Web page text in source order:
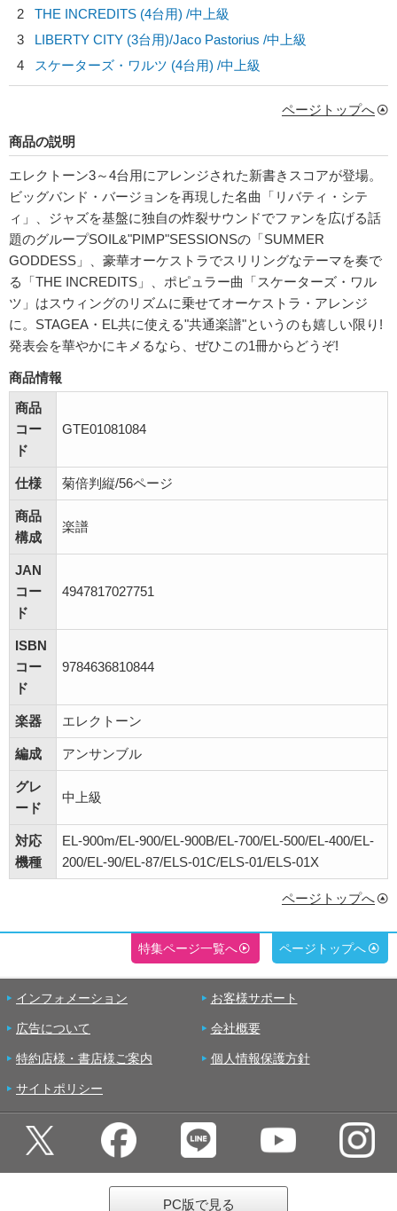
2
THE INCREDITS (4台用) /中上級
3
LIBERTY CITY (3台用)/Jaco Pastorius /中上級
4
スケーターズ・ワルツ (4台用) /中上級
ページトップへ
商品の説明
エレクトーン3～4台用にアレンジされた新書きスコアが登場。
ビッグバンド・バージョンを再現した名曲「リバティ・シテ
ィ」、ジャズを基盤に独自の炸裂サウンドでファンを広げる話
題のグループSOIL&"PIMP"SESSIONSの「SUMMER
GODDESS」、豪華オーケストラでスリリングなテーマを奏で
る「THE INCREDITS」、ポピュラー曲「スケーターズ・ワル
ツ」はスウィングのリズムに乗せてオーケストラ・アレンジ
に。STAGEA・EL共に使える"共通楽譜"というのも嬉しい限り!
発表会を華やかにキメるなら、ぜひこの1冊からどうぞ!
商品情報
商品
コー
ド
GTE01081084
仕様 菊倍判縦/56ページ
商品
構成
楽譜
JAN
コー
ド
4947817027751
ISBN
コー
ド
9784636810844
楽器 エレクトーン
編成 アンサンブル
グレ
ード
中上級
対応
機種
EL-900m/EL-900/EL-900B/EL-700/EL-500/EL-400/EL-
200/EL-90/EL-87/ELS-01C/ELS-01/ELS-01X
ページトップへ
特集ページ一覧へ ページトップへ
インフォメーション お客様サポート
広告について 会社概要
特約店様・書店様ご案内 個人情報保護方針
サイトポリシー
PC版で見る